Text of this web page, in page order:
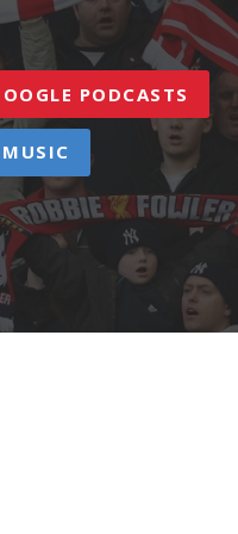
PODCASTS